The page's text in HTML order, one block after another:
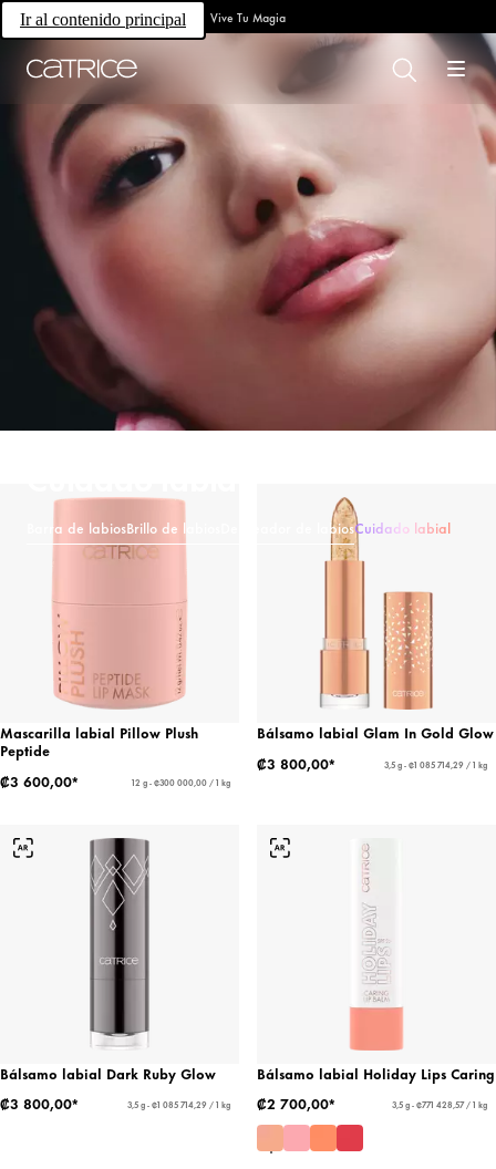
Ir al contenido principal Vive Tu Magia
Barra de labiosBrillo de labios Delineador de labiosCuidado labial
Mascarilla labial Pillow Plush
Peptide
₡3 600,00*
12 g - ₡300 000,00 / 1 kg
Bálsamo labial Glam In Gold Glow
₡3 800,00*
3,5 g - ₡1 085 714,29 / 1 kg
Bálsamo labial Dark Ruby Glow
₡3 800,00*
3,5 g - ₡1 085 714,29 / 1 kg
Bálsamo labial Holiday Lips Caring
₡2 700,00*
3,5 g - ₡771 428,57 / 1 kg